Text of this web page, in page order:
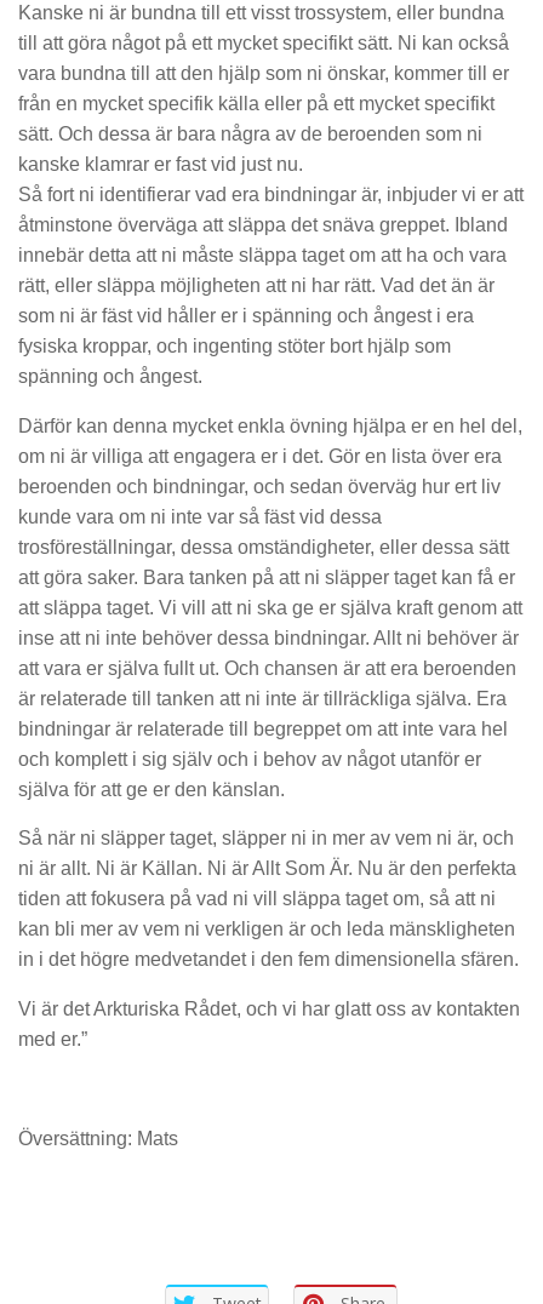
Kanske ni är bundna till ett visst trossystem, eller bundna
till att göra något på ett mycket specifikt sätt. Ni kan också
vara bundna till att den hjälp som ni önskar, kommer till er
från en mycket specifik källa eller på ett mycket specifikt
sätt. Och dessa är bara några av de beroenden som ni
kanske klamrar er fast vid just nu.
Så fort ni identifierar vad era bindningar är, inbjuder vi er att
åtminstone överväga att släppa det snäva greppet. Ibland
innebär detta att ni måste släppa taget om att ha och vara
rätt, eller släppa möjligheten att ni har rätt. Vad det än är
som ni är fäst vid håller er i spänning och ångest i era
fysiska kroppar, och ingenting stöter bort hjälp som
spänning och ångest.
Därför kan denna mycket enkla övning hjälpa er en hel del,
om ni är villiga att engagera er i det. Gör en lista över era
beroenden och bindningar, och sedan överväg hur ert liv
kunde vara om ni inte var så fäst vid dessa
trosföreställningar, dessa omständigheter, eller dessa sätt
att göra saker. Bara tanken på att ni släpper taget kan få er
att släppa taget. Vi vill att ni ska ge er själva kraft genom att
inse att ni inte behöver dessa bindningar. Allt ni behöver är
att vara er själva fullt ut. Och chansen är att era beroenden
är relaterade till tanken att ni inte är tillräckliga själva. Era
bindningar är relaterade till begreppet om att inte vara hel
och komplett i sig själv och i behov av något utanför er
själva för att ge er den känslan.
Så när ni släpper taget, släpper ni in mer av vem ni är, och
ni är allt. Ni är Källan. Ni är Allt Som Är. Nu är den perfekta
tiden att fokusera på vad ni vill släppa taget om, så att ni
kan bli mer av vem ni verkligen är och leda mänskligheten
in i det högre medvetandet i den fem dimensionella sfären.
Vi är det Arkturiska Rådet, och vi har glatt oss av kontakten
med er.”
Översättning: Mats